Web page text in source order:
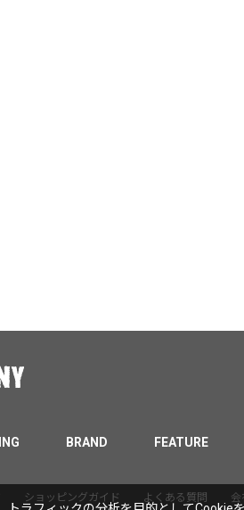
BRAND FEATURE
ショッピングガイド よくある質問 会